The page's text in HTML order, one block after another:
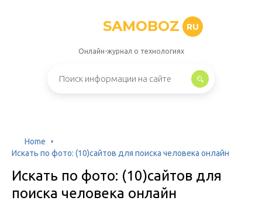
SAMOBOZ RU
Онлайн-журнал о технологиях
Home
Искать по фото: (10)сайтов для поиска человека онлайн
Искать по фото: (10)сайтов для
поиска человека онлайн